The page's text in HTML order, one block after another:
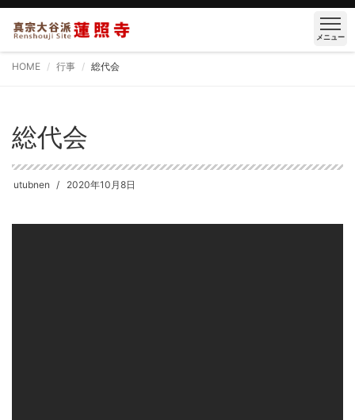
メニュー
HOME 行事 総代会
総代会
utubnen 2020年10月8日